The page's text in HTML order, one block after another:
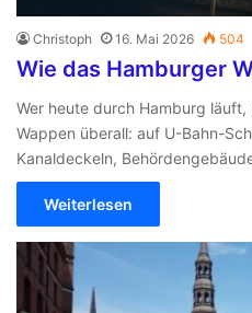
Christoph 16. Mai 2026 504
Wie das Hamburger
Wer heute durch Hamburg
Wappen überall: auf U-Bahn-
Kanaldeckeln,
Weiterlesen